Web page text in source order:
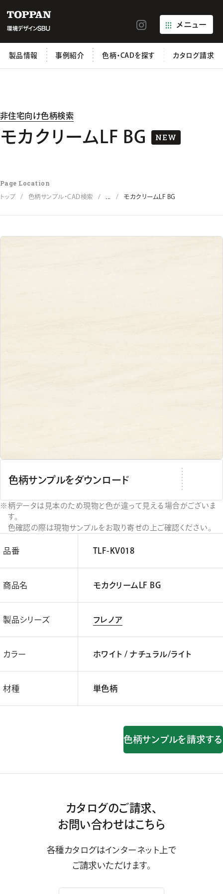
メニュー
製品情報 事例紹介 色柄・CADを探す カタログ請求
非住宅向け色柄検索
モカクリームLF BG NEW
Page Location
トップ 色柄サンプル・CAD検索 ... モカクリームLF BG
色柄サンプルをダウンロード
柄データは見本のため現物と色が違って見える場合がございま
す。
色確認の際は現物サンプルをお取り寄せの上ご確認ください。
品番 TLF-KV018
商品名 モカクリームLF BG
製品シリーズ フレノア
カラー ホワイト / ナチュラル/ライト
材種 単色柄
色柄サンプルを請求する
カタログのご請求、
お問い合わせはこちら
各種カタログはインターネット上で
ご請求いただけます。